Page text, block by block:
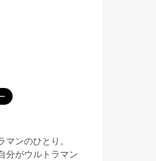
マンのひとり。
分がウルトラマン